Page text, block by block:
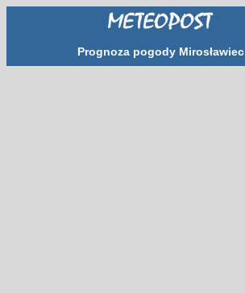
Prognoza pogody Mirosławiec